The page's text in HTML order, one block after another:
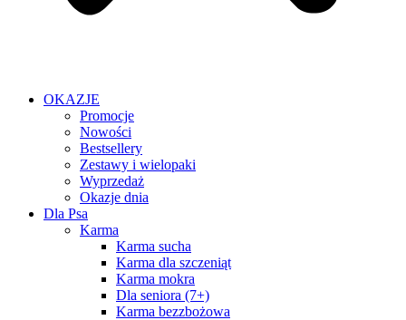
OKAZJE
Promocje
Nowości
Bestsellery
Zestawy i wielopaki
Wyprzedaż
Okazje dnia
Dla Psa
Karma
Karma sucha
Karma dla szczeniąt
Karma mokra
Dla seniora (7+)
Karma bezzbożowa